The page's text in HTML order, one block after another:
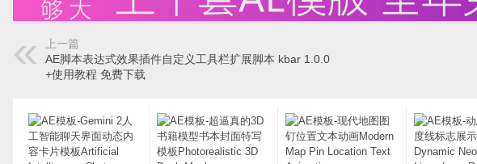
上一篇
AE脚本表达式效果插件自定义工具栏扩展脚本 kbar 1.0.0
+使用教程 免费下载